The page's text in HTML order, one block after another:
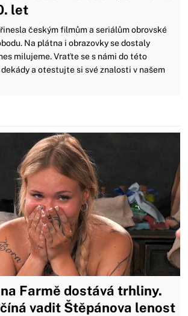
let
českým filmům a seriálům obrovské
Na plátna i obrazovky se dostaly
milujeme. Vraťte se s námi do této
a otestujte si své znalosti v našem
Farmě dostává trhliny.
vadit Štěpánova lenost